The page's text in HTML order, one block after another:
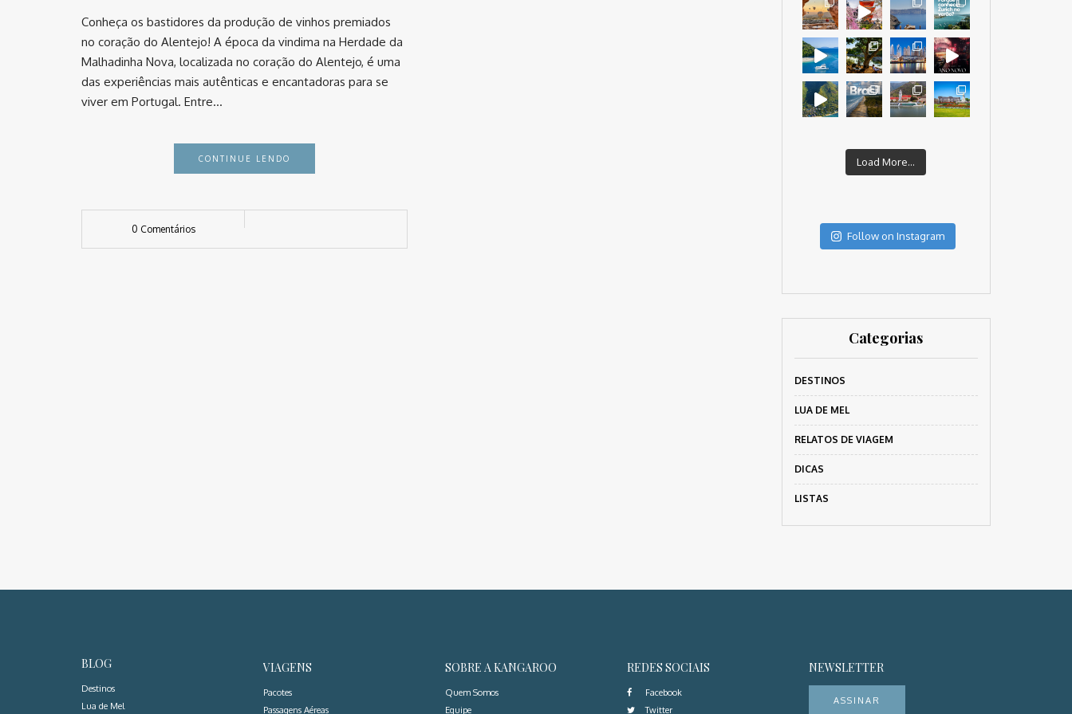
Conheça os bastidores da produção de vinhos premiados
no coração do Alentejo! A época da vindima na Herdade da
Malhadinha Nova, localizada no coração do Alentejo, é uma
das experiências mais autênticas e encantadoras para se
viver em Portugal. Entre…
CONTINUE LENDO
0 Comentários
Load More...
Follow on Instagram
Categorias
DESTINOS
LUA DE MEL
RELATOS DE VIAGEM
DICAS
LISTAS
BLOG
Destinos
Lua de Mel
VIAGENS
Pacotes
Passagens Aéreas
SOBRE A KANGAROO
Quem Somos
Equipe
REDES SOCIAIS
Facebook
Twitter
NEWSLETTER
ASSINAR